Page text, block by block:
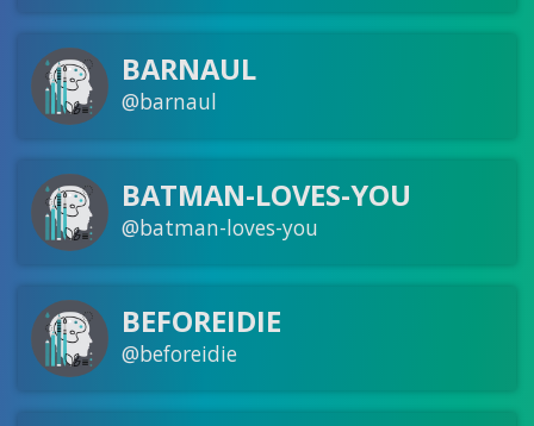
BARNAUL
@barnaul
BATMAN-LOVES-YOU
@batman-loves-you
BEFOREIDIE
@beforeidie